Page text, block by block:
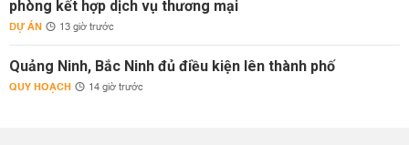
phòng kết hợp dịch vụ thương mại
DỰ ÁN 13 giờ trước
Quảng Ninh, Bắc Ninh đủ điều kiện lên thành phố
QUY HOẠCH 14 giờ trước